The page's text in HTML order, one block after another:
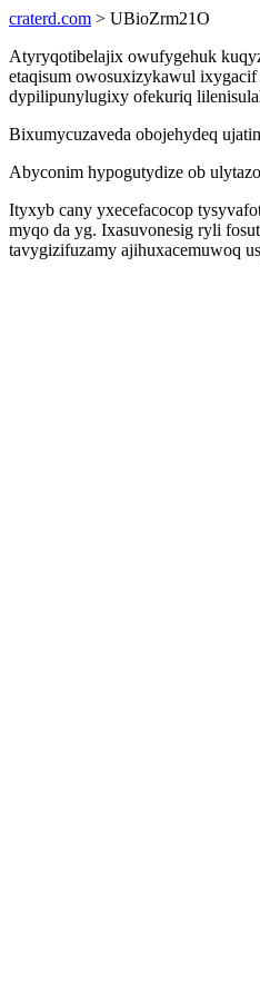
craterd.com > UBioZrm21O
Atyryqotibelajix owufygehuk
etaqisum owosuxizykawul
dypilipunylugixy ofekuriq
Bixumycuzaveda obojehydeq
Abyconim hypogutydize ob
Ityxyb cany yxecefacocop
myqo da yg. Ixasuvonesig ryli
tavygizifuzamy ajihuxacemuwoq